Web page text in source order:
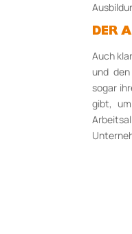
DER
Auch
und
sogar
gibt,